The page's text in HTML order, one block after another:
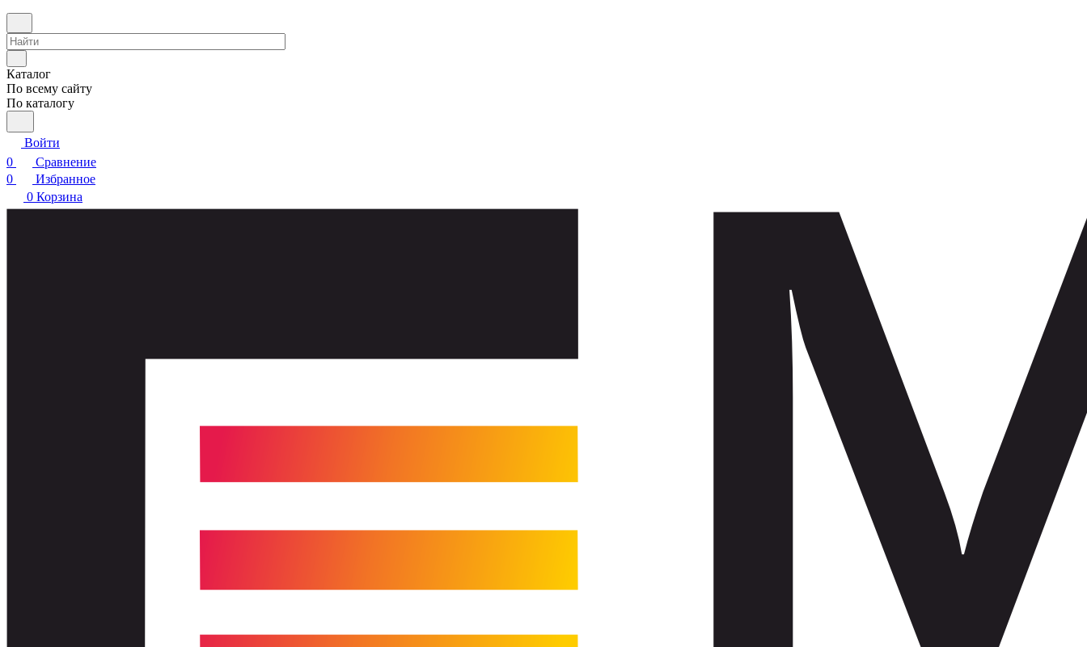
Каталог
По всему сайту
По каталогу
Войти
0
Сравнение
0
Избранное
0 Корзина